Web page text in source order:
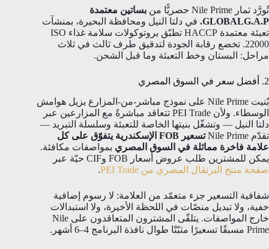
تُورَّد ثمار Nile Prime حصريًّا من
بساتين معتمدة
GLOBALG.A.P. في دلتا النيل ومحافظة البحيرة، بمنشآت
تعبئة معتمدة HACCP تطبّق بروتوكولات سلامة غذاء ISO
22000. تخضع رقابة الجودة لتدقيق طرف ثالث في ثلاث
مراحل: البستان وخط التعبئة وما قبل الشحن.
2. أفضل سعر في السوق المصري
بُنيت Nile Prime على نموذج مباشر-من-المزارع يزيل هوامش
الوسطاء. ولأن PEI Trade تتعاقد مباشرةً مع المزارعين عبر
دلتا النيل — وتشغّل بنيتها الخاصة للتعبئة وسلسلة التبريد —
تقدّم Nile Prime
تسعير FOB الإسكندرية يتفوّق على كل
علامة فاخرة مماثلة في السوق المصري بمواصفات مكافئة.
يمكن للمشترين طلب عروض أسعار FOB وCIF حيّة عبر
صفحة منتج البرتقال المصري من PEI Trade
.
شفافية التسعير جزء متعمّد من العلامة: لا رسوم إضافية
خفية، ولا تبديل منصّات في اللحظة الأخيرة، ولا استبدالات
خارج المواصفات. يتلقّى المشترون المتعاقدون على Nile
Prime مسبقًا تسعيرًا مثبّتًا طوال نافذة البرنامج 4–6 أشهر.